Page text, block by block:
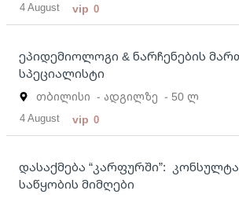
4 August vip 0
ეპიდემიოლოგი & ნარჩენების
სპეციალისტი
თბილისი - ადგილზე - 50 ლ
4 August vip 0
დასაქმება “კარფურში”:
საწყობის მიმღები